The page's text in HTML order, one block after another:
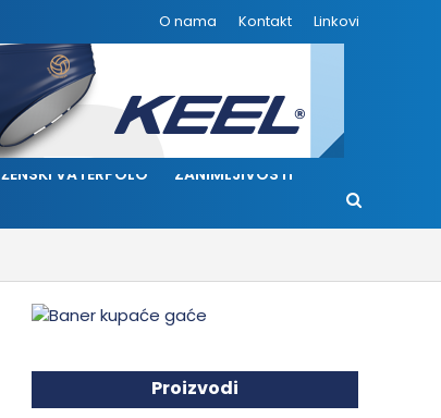
O nama Kontakt Linkovi
ŽENSKI VATERPOLO ZANIMLJIVOSTI
Proizvodi